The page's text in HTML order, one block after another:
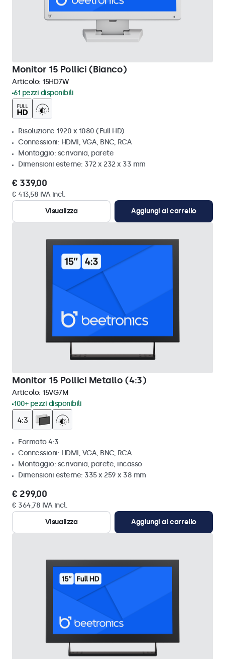
Monitor 15 Pollici (Bianco)
Articolo: 15HD7W
61 pezzi disponibili
Risoluzione 1920 x 1080 (Full HD)
Connessioni: HDMI, VGA, BNC, RCA
Montaggio: scrivania, parete
Dimensioni esterne: 372 x 232 x 33 mm
€ 339,00
€ 413,58 IVA incl.
Visualizza
Aggiungi al carrello
Monitor 15 Pollici Metallo (4:3)
Articolo: 15VG7M
100+ pezzi disponibili
Formato 4:3
Connessioni: HDMI, VGA, BNC, RCA
Montaggio: scrivania, parete, incasso
Dimensioni esterne: 335 x 259 x 38 mm
€ 299,00
€ 364,78 IVA incl.
Visualizza
Aggiungi al carrello